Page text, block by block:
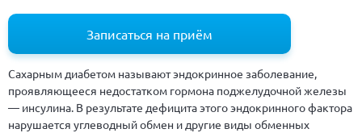
Записаться на приём
Сахарным диабетом называют эндокринное заболевание,
проявляющееся недостатком гормона поджелудочной железы
— инсулина. В результате дефицита этого эндокринного фактора
нарушается углеводный обмен и другие виды обменных